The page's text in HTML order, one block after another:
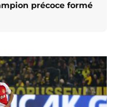
précoce formé